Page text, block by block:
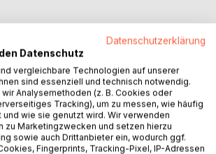
Datenschutzerklärung
Datenschutz
vergleichbare Technologien auf unserer
sind essenziell und technisch notwendig.
Analysemethoden (z. B. Cookies oder
Tracking), um zu messen, wie häufig
wie sie genutzt wird. Wir verwenden
zu Marketingzwecken und setzen hierzu
sowie auch Drittanbieter ein, wodurch ggf.
Fingerprints, Tracking-Pixel, IP-Adressen